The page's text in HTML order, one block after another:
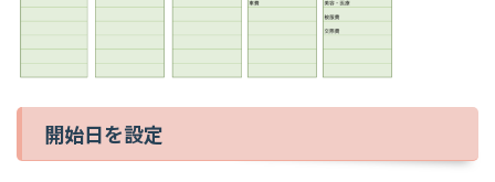
開始日を設定